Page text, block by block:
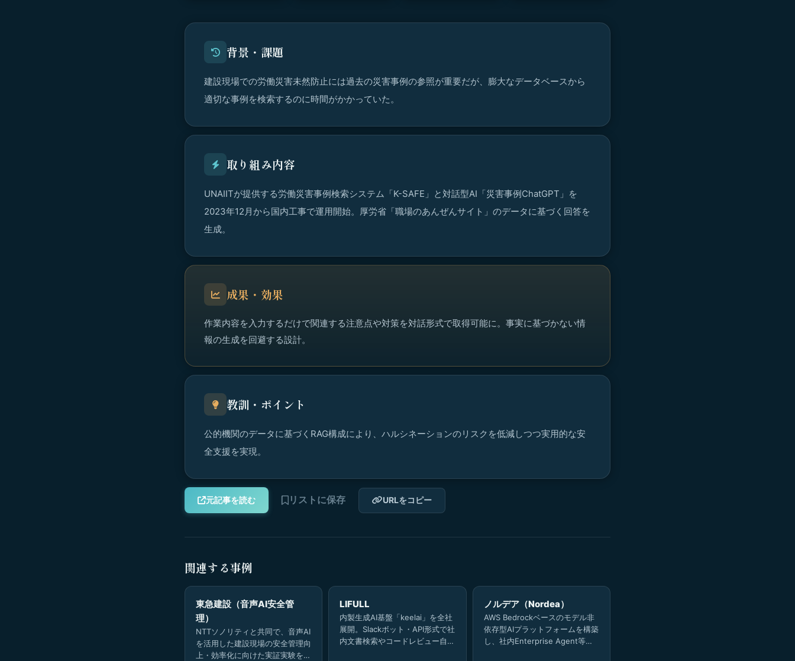
背景・課題
建設現場での労働災害未然防止には過去の災害事例の参照が重要だが、膨大なデータベースから
適切な事例を検索するのに時間がかかっていた。
取り組み内容
UNAIITが提供する労働災害事例検索システム「K-SAFE」と対話型AI「災害事例ChatGPT」を
2023年12月から国内工事で運用開始。厚労省「職場のあんぜんサイト」のデータに基づく回答を
生成。
成果・効果
作業内容を入力するだけで関連する注意点や対策を対話形式で取得可能に。事実に基づかない情
報の生成を回避する設計。
教訓・ポイント
公的機関のデータに基づくRAG構成により、ハルシネーションのリスクを低減しつつ実用的な安
全支援を実現。
元記事を読む リストに保存 URLをコピー
関連する事例
東急建設（音声AI安全管
理）
NTTソノリティと共同で、音声AI
を活用した建設現場の安全管理向
上・効率化に向けた実証実験を開
LIFULL
内製生成AI基盤「keelai」を全社
展開。Slackボット・API形式で社
内文書検索やコードレビュー自動
ノルデア（Nordea）
AWS Bedrockベースのモデル非
依存型AIプラットフォームを構築
し、社内Enterprise Agent等の